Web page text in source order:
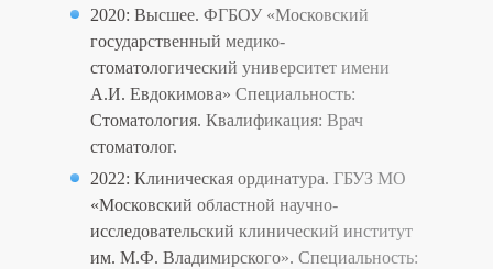
2020: Высшее. ФГБОУ «Московский
государственный медико-
стоматологический университет имени
А.И. Евдокимова» Специальность:
Стоматология. Квалификация: Врач
стоматолог.
2022: Клиническая ординатура. ГБУЗ МО
«Московский областной научно-
исследовательский клинический институт
им. М.Ф. Владимирского». Специальность: